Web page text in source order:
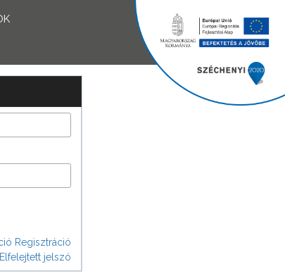
Regisztráció
Elfelejtett jelszó